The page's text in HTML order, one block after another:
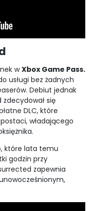
wXbox Game Pass.
usługi bez żadnych
Debiut jednak
zdecydował się
DLC, które
władającego
które lata temu
godzin przy
zapewnia